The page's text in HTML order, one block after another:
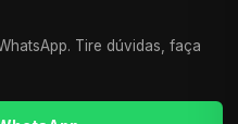
Tire dúvidas, faça